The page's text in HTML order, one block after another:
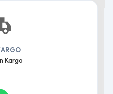
Kargo